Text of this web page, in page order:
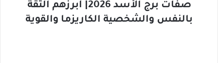
صفات برج الأسد 2026| أبرزهم الثقة
بالنفس والشخصية الكاريزما والقوية